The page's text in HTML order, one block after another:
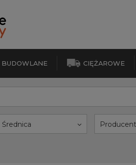
BUDOWLANE CIĘŻAROWE
Średnica Producent